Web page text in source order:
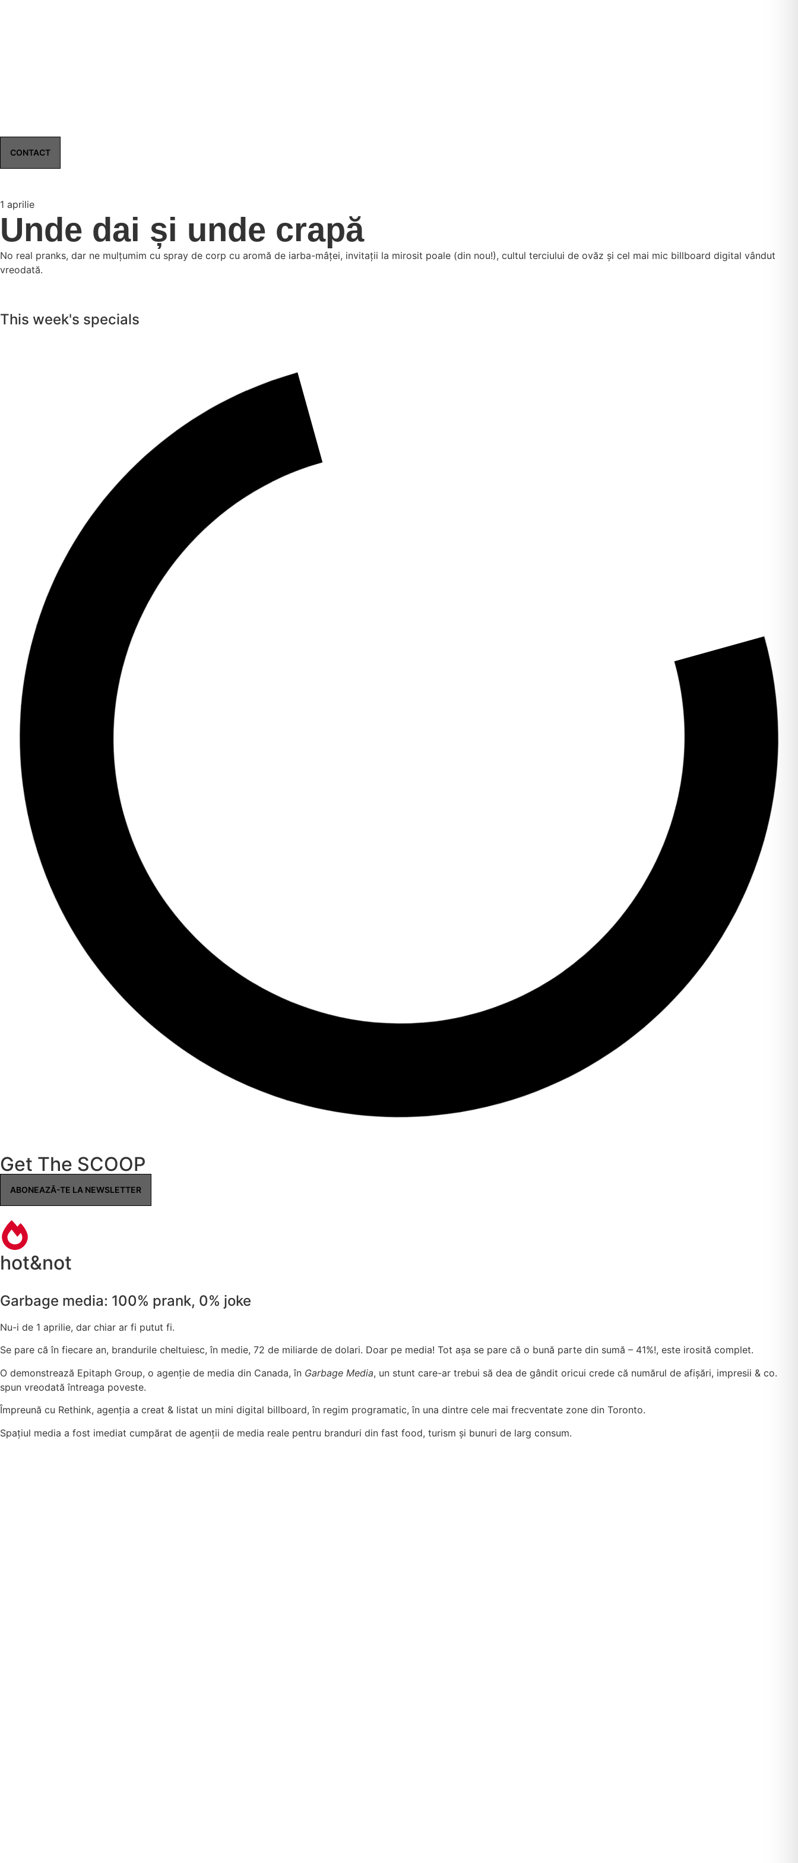
CONTACT
1 aprilie
Unde dai și unde crapă
No real pranks, dar ne mulțumim cu spray de corp cu aromă de iarba-mâței, invitații la mirosit poale (din nou!), cultul terciului de ovăz și cel mai mic billboard digital vândut
vreodată.
This week's specials
Get The SCOOP
ABONEAZĂ-TE LA NEWSLETTER
hot&not
Garbage media: 100% prank, 0% joke
Nu-i de 1 aprilie, dar chiar ar fi putut fi.
Se pare că în fiecare an, brandurile cheltuiesc, în medie, 72 de miliarde de dolari. Doar pe media! Tot așa se pare că o bună parte din sumă – 41%!, este irosită complet.
O demonstrează Epitaph Group, o agenție de media din Canada, în Garbage Media, un stunt care-ar trebui să dea de gândit oricui crede că numărul de afișări, impresii & co.
spun vreodată întreaga poveste.
Împreună cu Rethink, agenția a creat & listat un mini digital billboard, în regim programatic, în una dintre cele mai frecventate zone din Toronto.
Spațiul media a fost imediat cumpărat de agenții de media reale pentru branduri din fast food, turism și bunuri de larg consum.